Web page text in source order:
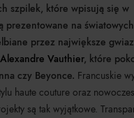
szpilek, które wpisują się w
prezentowane na światowych
przez największe
Vauthier, które
czy Beyonce. Francuskie
haute couture oraz
są tak wyjątkowe.